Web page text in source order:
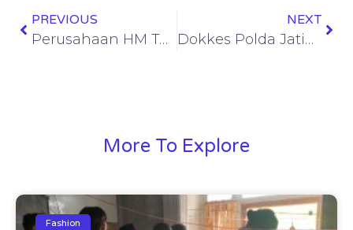
PREVIOUS
Perusahaan HM Tak Kantongi Izin Melakukan Galian C Di Tanjab Barat Merusak Lingkungan diminta Pihak Berwenang Tindak Tegas
NEXT
Dokkes Polda Jatim Lakukan Pengumpulan DNA Keluarga Korban di Ponpes Al Khoziny
More To Explore
Fashion